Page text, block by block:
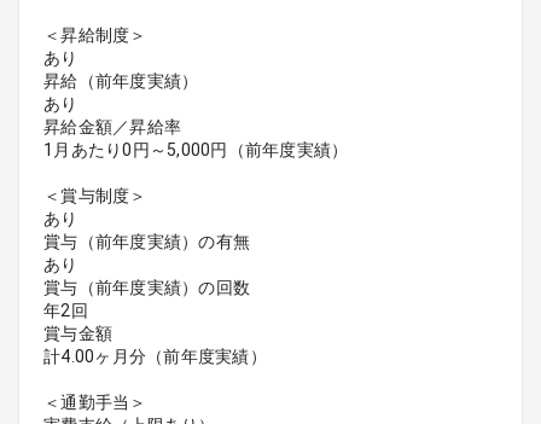
＜昇給制度＞
あり
昇給（前年度実績）
あり
昇給金額／昇給率
1月あたり0円～5,000円（前年度実績）
＜賞与制度＞
あり
賞与（前年度実績）の有無
あり
賞与（前年度実績）の回数
年2回
賞与金額
計4.00ヶ月分（前年度実績）
＜通勤手当＞